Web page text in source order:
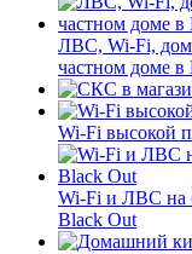
ЛВС, Wi-Fi,
частном доме
Wi-Fi высокой
Wi-Fi и ЛВС на
Black Out